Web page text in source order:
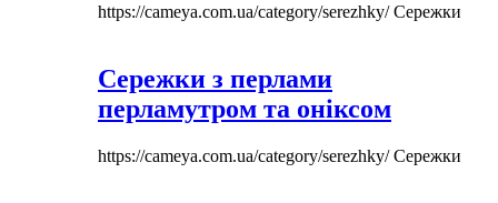
https://cameya.com.ua/category/serezhky/Сережки
Сережки з перлами
перламутром та оніксом
https://cameya.com.ua/category/serezhky/Сережки